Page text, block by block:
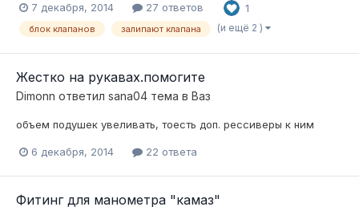
7 декабря, 2014 27 ответов 1
блок клапанов залипают клапана (и ещё 2 )
Жестко на рукавах.помогите
Dimonn ответил sana04 тема в Ваз
объем подушек увеливать, тоесть доп. рессиверы к ним
6 декабря, 2014 22 ответа
Фитинг для манометра "камаз"